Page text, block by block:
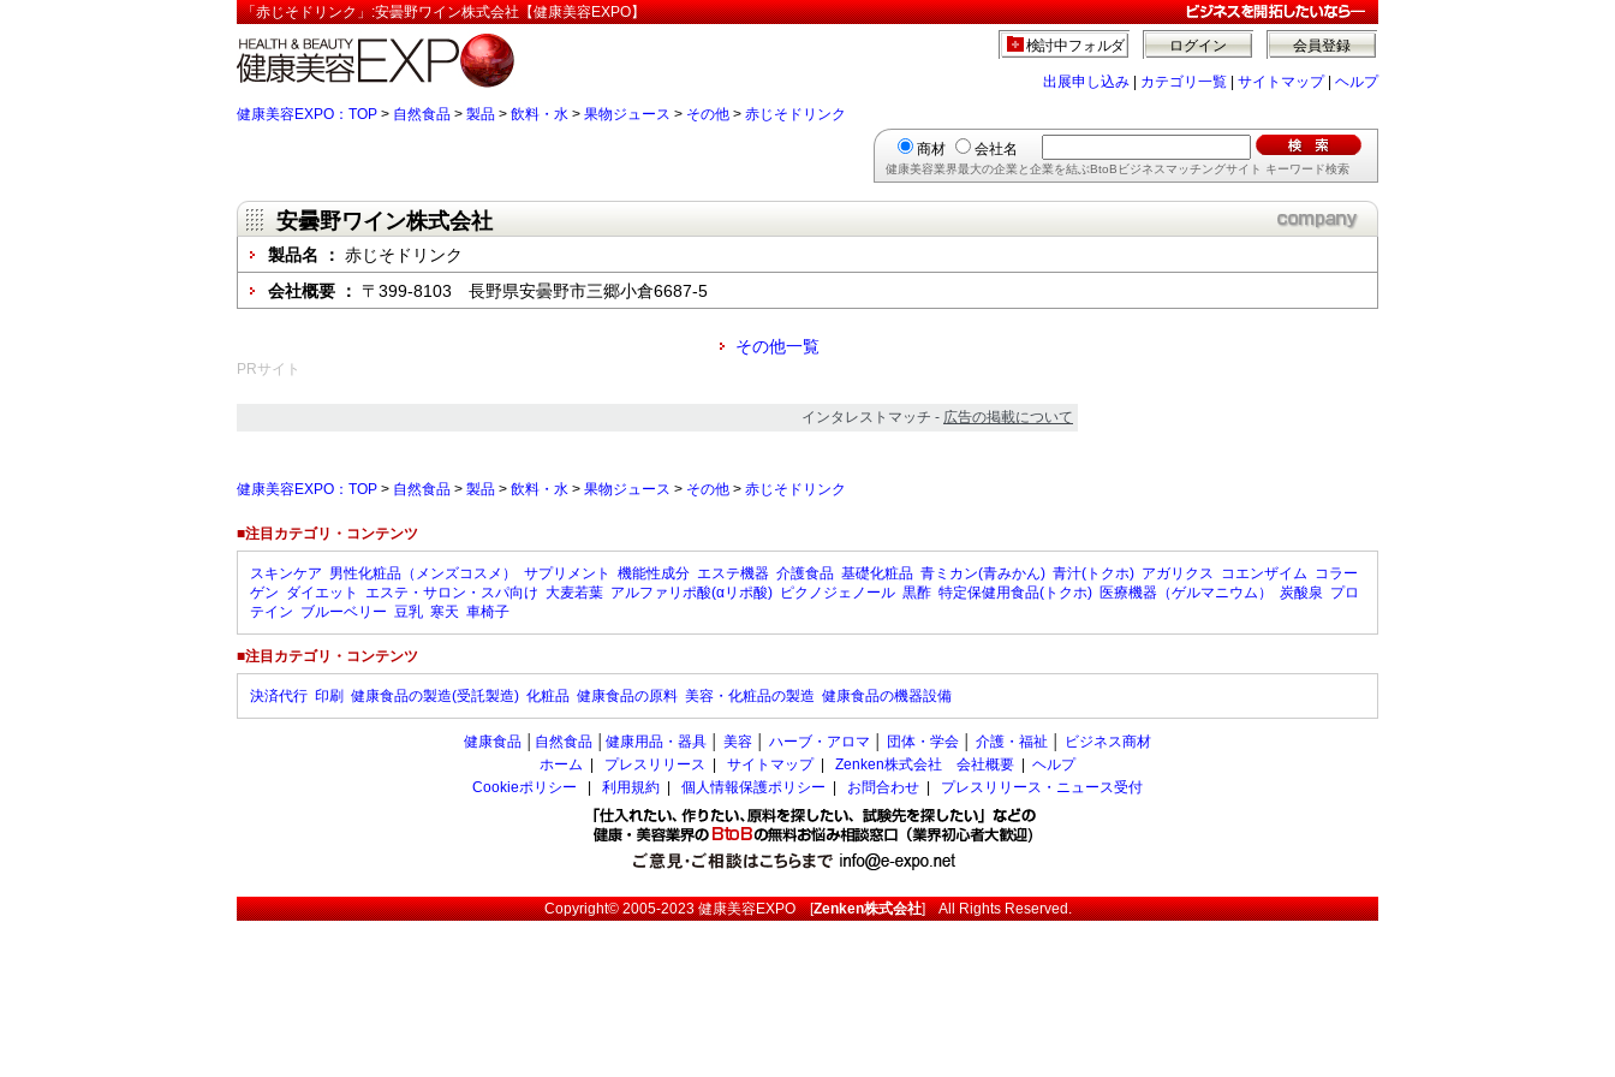
「赤じそドリンク」:安曇野ワイン株式会社【健康美容EXPO】
会員登録
ログイン
検討中フォルダ
出展申し込み カテゴリ一覧 サイトマップ| ヘルプ
健康美容EXPO：TOP > 自然食品 > 製品 > 飲料・水 > 果物ジュース > その他 > 赤じそドリンク
商材 会社名
健康美容業界最大の企業と企業を結ぶBtoBビジネスマッチングサイト キーワード検索
安曇野ワイン株式会社
製品名 ： 赤じそドリンク
会社概要 ： 〒399-8103 長野県安曇野市三郷小倉6687-5
その他一覧
PRサイト
インタレストマッチ - 広告の掲載について
健康美容EXPO：TOP > 自然食品 > 製品 > 飲料・水 > 果物ジュース > その他 > 赤じそドリンク
■注目カテゴリ・コンテンツ
スキンケア 男性化粧品（メンズコスメ） サプリメント 機能性成分 エステ機器 介護食品 基礎化粧品 青ミカン(青みかん) 青汁(トクホ) アガリクス コエンザイム コラー
ゲン ダイエット エステ・サロン・スパ向け 大麦若葉 アルファリポ酸(αリポ酸) ピクノジェノール 黒酢 特定保健用食品(トクホ) 医療機器（ゲルマニウム） 炭酸泉 プロ
テイン ブルーベリー 豆乳 寒天 車椅子
■注目カテゴリ・コンテンツ
決済代行 印刷 健康食品の製造(受託製造) 化粧品 健康食品の原料 美容・化粧品の製造 健康食品の機器設備
健康食品 自然食品 健康用品・器具 美容 ハーブ・アロマ 団体・学会 介護・福祉
ビジネス商材
ホーム
プレスリリース サイトマップ| Zenken株式会社 会社概要
ヘルプ
Cookieポリシー
利用規約 個人情報保護ポリシー お問合わせ プレスリリース・ニュース受付
Copyright© 2005-2023健康美容EXPO[Zenken株式会社] All Rights Reserved.